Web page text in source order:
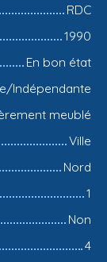
RDC
1990
En bon état
Indépendante
meublé
Ville
Nord
1
Non
4